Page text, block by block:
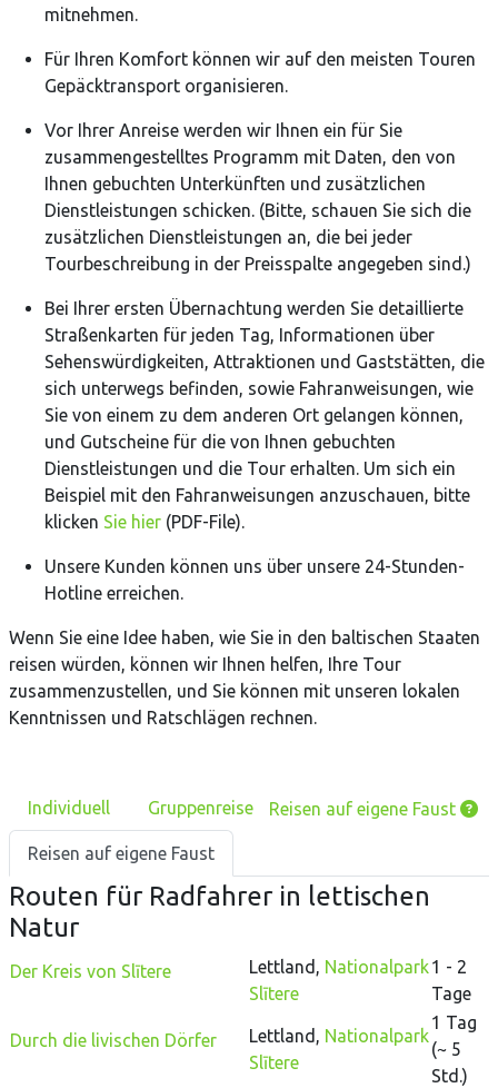
mitnehmen.
Für Ihren Komfort können wir auf den meisten Touren
Gepäcktransport organisieren.
Vor Ihrer Anreise werden wir Ihnen ein für Sie
zusammengestelltes Programm mit Daten, den von
Ihnen gebuchten Unterkünften und zusätzlichen
Dienstleistungen schicken. (Bitte, schauen Sie sich die
zusätzlichen Dienstleistungen an, die bei jeder
Tourbeschreibung in der Preisspalte angegeben sind.)
Bei Ihrer ersten Übernachtung werden Sie detaillierte
Straßenkarten für jeden Tag, Informationen über
Sehenswürdigkeiten, Attraktionen und Gaststätten, die
sich unterwegs befinden, sowie Fahranweisungen, wie
Sie von einem zu dem anderen Ort gelangen können,
und Gutscheine für die von Ihnen gebuchten
Dienstleistungen und die Tour erhalten. Um sich ein
Beispiel mit den Fahranweisungen anzuschauen, bitte
klicken Sie hier (PDF-File).
Unsere Kunden können uns über unsere 24-Stunden-
Hotline erreichen.
Wenn Sie eine Idee haben, wie Sie in den baltischen Staaten
reisen würden, können wir Ihnen helfen, Ihre Tour
zusammenzustellen, und Sie können mit unseren lokalen
Kenntnissen und Ratschlägen rechnen.
Individuell Gruppenreise
Reisen auf eigene Faust
Reisen auf eigene Faust
Routen für Radfahrer in lettischen
Natur
Der Kreis von Slītere Lettland , Nationalpark
Slītere
1 - 2
Tage
Durch die livischen Dörfer Lettland , Nationalpark
Slītere
1 Tag
(~ 5
Std.)